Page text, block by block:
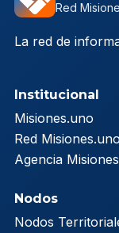
Red
La red de
Institucional
Misiones.uno
Red Misiones.uno
Agencia
Nodos
Nodos